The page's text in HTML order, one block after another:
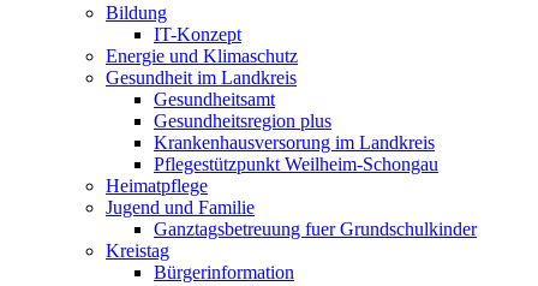
Bildung
IT-Konzept
Energie und Klimaschutz
Gesundheit im Landkreis
Gesundheitsamt
Gesundheitsregion plus
Krankenhausversorung im Landkreis
Pflegestützpunkt Weilheim-Schongau
Heimatpflege
Jugend und Familie
Ganztagsbetreuung fuer Grundschulkinder
Kreistag
Bürgerinformation